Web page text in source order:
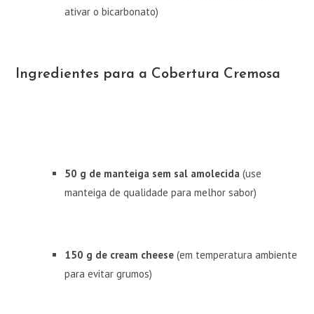
ativar o bicarbonato)
Ingredientes para a Cobertura Cremosa
50 g de manteiga sem sal amolecida (use
manteiga de qualidade para melhor sabor)
150 g de cream cheese (em temperatura ambiente
para evitar grumos)